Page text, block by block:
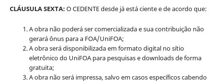
CLÁUSULA SEXTA:O CEDENTE desde já está ciente e de acordo que:
A obra não poderá ser comercializada e sua contribuição não
gerará ônus para a FOA/UniFOA;
A obra será disponibilizada em formato digital no sítio
eletrônico do UniFOA para pesquisas e downloads de forma
gratuita;
A obra não será impressa, salvo em casos específicos cabendo